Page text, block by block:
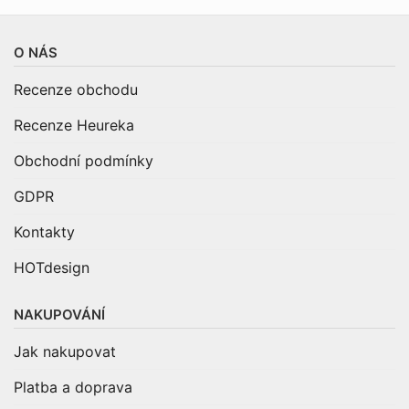
O NÁS
Recenze obchodu
Recenze Heureka
Obchodní podmínky
GDPR
Kontakty
HOTdesign
NAKUPOVÁNÍ
Jak nakupovat
Platba a doprava